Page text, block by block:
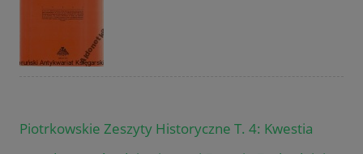
Piotrkowskie Zeszyty Historyczne T. 4: Kwestia